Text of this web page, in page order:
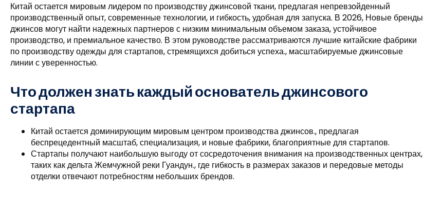
Китай остается мировым лидером по производству джинсовой ткани, предлагая непревзойденный
производственный опыт, современные технологии, и гибкость, удобная для запуска. В 2026, Новые бренды
джинсов могут найти надежных партнеров с низким минимальным объемом заказа, устойчивое
производство, и премиальное качество. В этом руководстве рассматриваются лучшие китайские фабрики
по производству одежды для стартапов, стремящихся добиться успеха., масштабируемые джинсовые
линии с уверенностью.
Что должен знать каждый основатель джинсового
стартапа
Китай остается доминирующим мировым центром производства джинсов., предлагая
беспрецедентный масштаб, специализация, и новые фабрики, благоприятные для стартапов.
Стартапы получают наибольшую выгоду от сосредоточения внимания на производственных центрах,
таких как дельта Жемчужной реки Гуандун., где гибкость в размерах заказов и передовые методы
отделки отвечают потребностям небольших брендов.